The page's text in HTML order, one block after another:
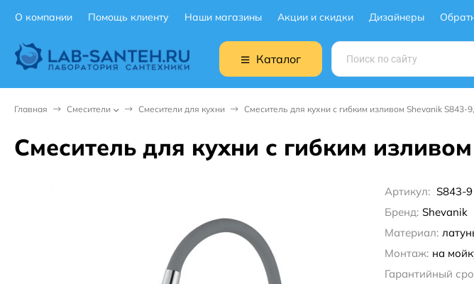
О компании Помощь клиенту Наши магазины Акции и скидки Дизайнеры
Каталог
Главная Смесители Смесители для кухни Смеситель для кухни с гибким изливом Shevanik S843-
Смеситель для кухни с гибким
Артикул: S843-9
Бренд: Shevanik
Материал:
Монтаж: на
Гарантийный